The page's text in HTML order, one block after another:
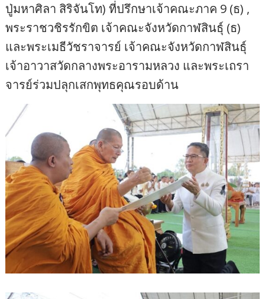
ปู่มหาศิลา สิริจันโท) ที่ปรึกษาเจ้าคณะภาค 9 (ธ) ,
พระราชวชิรรักขิต เจ้าคณะจังหวัดกาฬสินธุ์ (ธ)
และพระเมธีวัชราจารย์ เจ้าคณะจังหวัดกาฬสินธุ์
เจ้าอาวาสวัดกลางพระอารามหลวง และพระเถรา
จารย์ร่วมปลุกเสกพุทธคุณรอบด้าน